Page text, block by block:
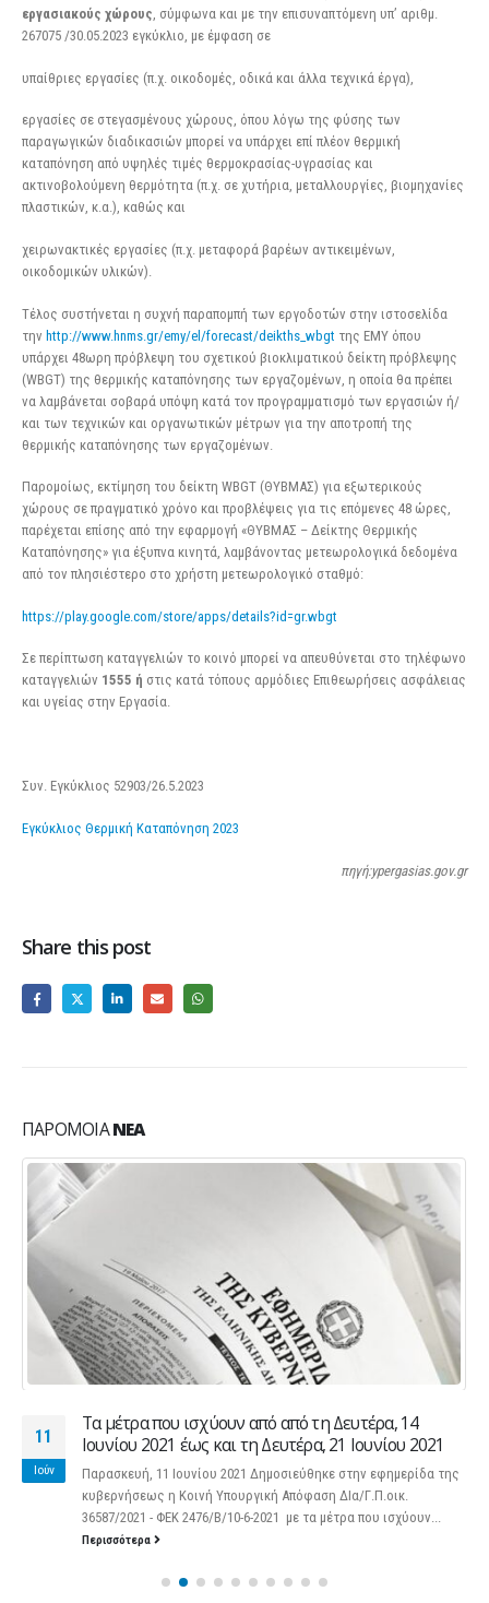
εργασιακούς χώρους, σύμφωνα και με την επισυναπτόμενη υπ’ αριθμ.
267075 /30.05.2023 εγκύκλιο, με έμφαση σε
υπαίθριες εργασίες (π.χ. οικοδομές, οδικά και άλλα τεχνικά έργα),
εργασίες σε στεγασμένους χώρους, όπου λόγω της φύσης των
παραγωγικών διαδικασιών μπορεί να υπάρχει επί πλέον θερμική
καταπόνηση από υψηλές τιμές θερμοκρασίας-υγρασίας και
ακτινοβολούμενη θερμότητα (π.χ. σε χυτήρια, μεταλλουργίες, βιομηχανίες
πλαστικών, κ.α.), καθώς και
χειρωνακτικές εργασίες (π.χ. μεταφορά βαρέων αντικειμένων,
οικοδομικών υλικών).
Τέλος συστήνεται η συχνή παραπομπή των εργοδοτών στην ιστοσελίδα
την http://www.hnms.gr/emy/el/forecast/deikths_wbgt της ΕΜΥ όπου
υπάρχει 48ωρη πρόβλεψη του σχετικού βιοκλιματικού δείκτη πρόβλεψης
(WBGT) της θερμικής καταπόνησης των εργαζομένων, η οποία θα πρέπει
να λαμβάνεται σοβαρά υπόψη κατά τον προγραμματισμό των εργασιών ή/
και των τεχνικών και οργανωτικών μέτρων για την αποτροπή της
θερμικής καταπόνησης των εργαζομένων.
Παρομοίως, εκτίμηση του δείκτη WBGT (ΘΥΒΜΑΣ) για εξωτερικούς
χώρους σε πραγματικό χρόνο και προβλέψεις για τις επόμενες 48 ώρες,
παρέχεται επίσης από την εφαρμογή «ΘΥΒΜΑΣ – Δείκτης Θερμικής
Καταπόνησης» για έξυπνα κινητά, λαμβάνοντας μετεωρολογικά δεδομένα
από τον πλησιέστερο στο χρήστη μετεωρολογικό σταθμό:
https://play.google.com/store/apps/details?id=gr.wbgt
Σε περίπτωση καταγγελιών το κοινό μπορεί να απευθύνεται στο τηλέφωνο
καταγγελιών 1555 ή στις κατά τόπους αρμόδιες Επιθεωρήσεις ασφάλειας
και υγείας στην Εργασία.
Συν. Εγκύκλιος 52903/26.5.2023
Εγκύκλιος Θερμική Καταπόνηση 2023
πηγή:ypergasias.gov.gr
Share this post
ΠΑΡΌΜΟΙΑΝΈΑ
11
Ιούν
Tα μέτρα που ισχύουν από από τη Δευτέρα, 14
Ιουνίου 2021 έως και τη Δευτέρα, 21 Ιουνίου 2021
Παρασκευή, 11 Ιουνίου 2021 Δημοσιεύθηκε στην εφημερίδα της
κυβερνήσεως η Κοινή Υπουργική Απόφαση ΔΙα/Γ.Π.οικ.
36587/2021 - ΦΕΚ 2476/Β/10-6-2021 με τα μέτρα που ισχύουν...
Περισσότερα